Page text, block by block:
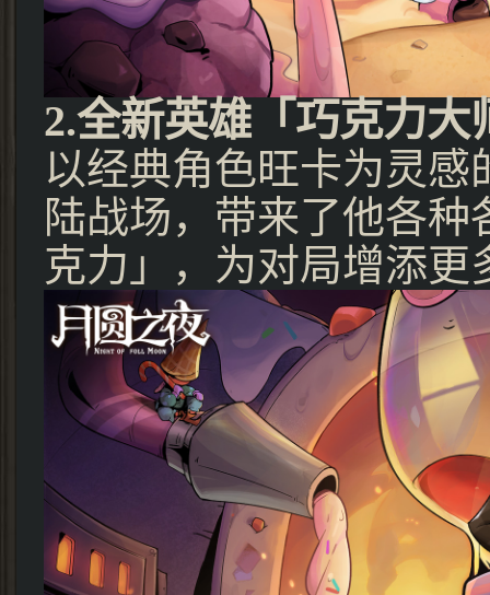
2.全新英雄「巧克力大
以经典角色旺卡为灵
陆战场，带来了他各
克力」，为对局增添更